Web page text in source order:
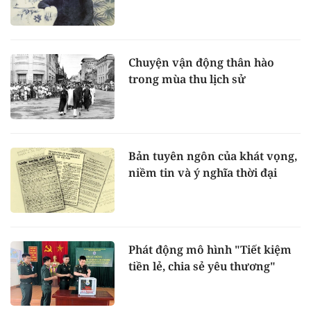
Chuyện vận động thân hào
trong mùa thu lịch sử
Bản tuyên ngôn của khát vọng,
niềm tin và ý nghĩa thời đại
Phát động mô hình "Tiết kiệm
tiền lẻ, chia sẻ yêu thương"